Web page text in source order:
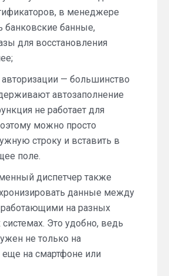
в менеджере
банковские банные,
для восстановления
авторизации — большинство
автозаполнение
не работает для
можно просто
строку и вставить в
поле.
диспетчер также
данные между
работающими на разных
Это удобно, ведь
не только на
на смартфоне или